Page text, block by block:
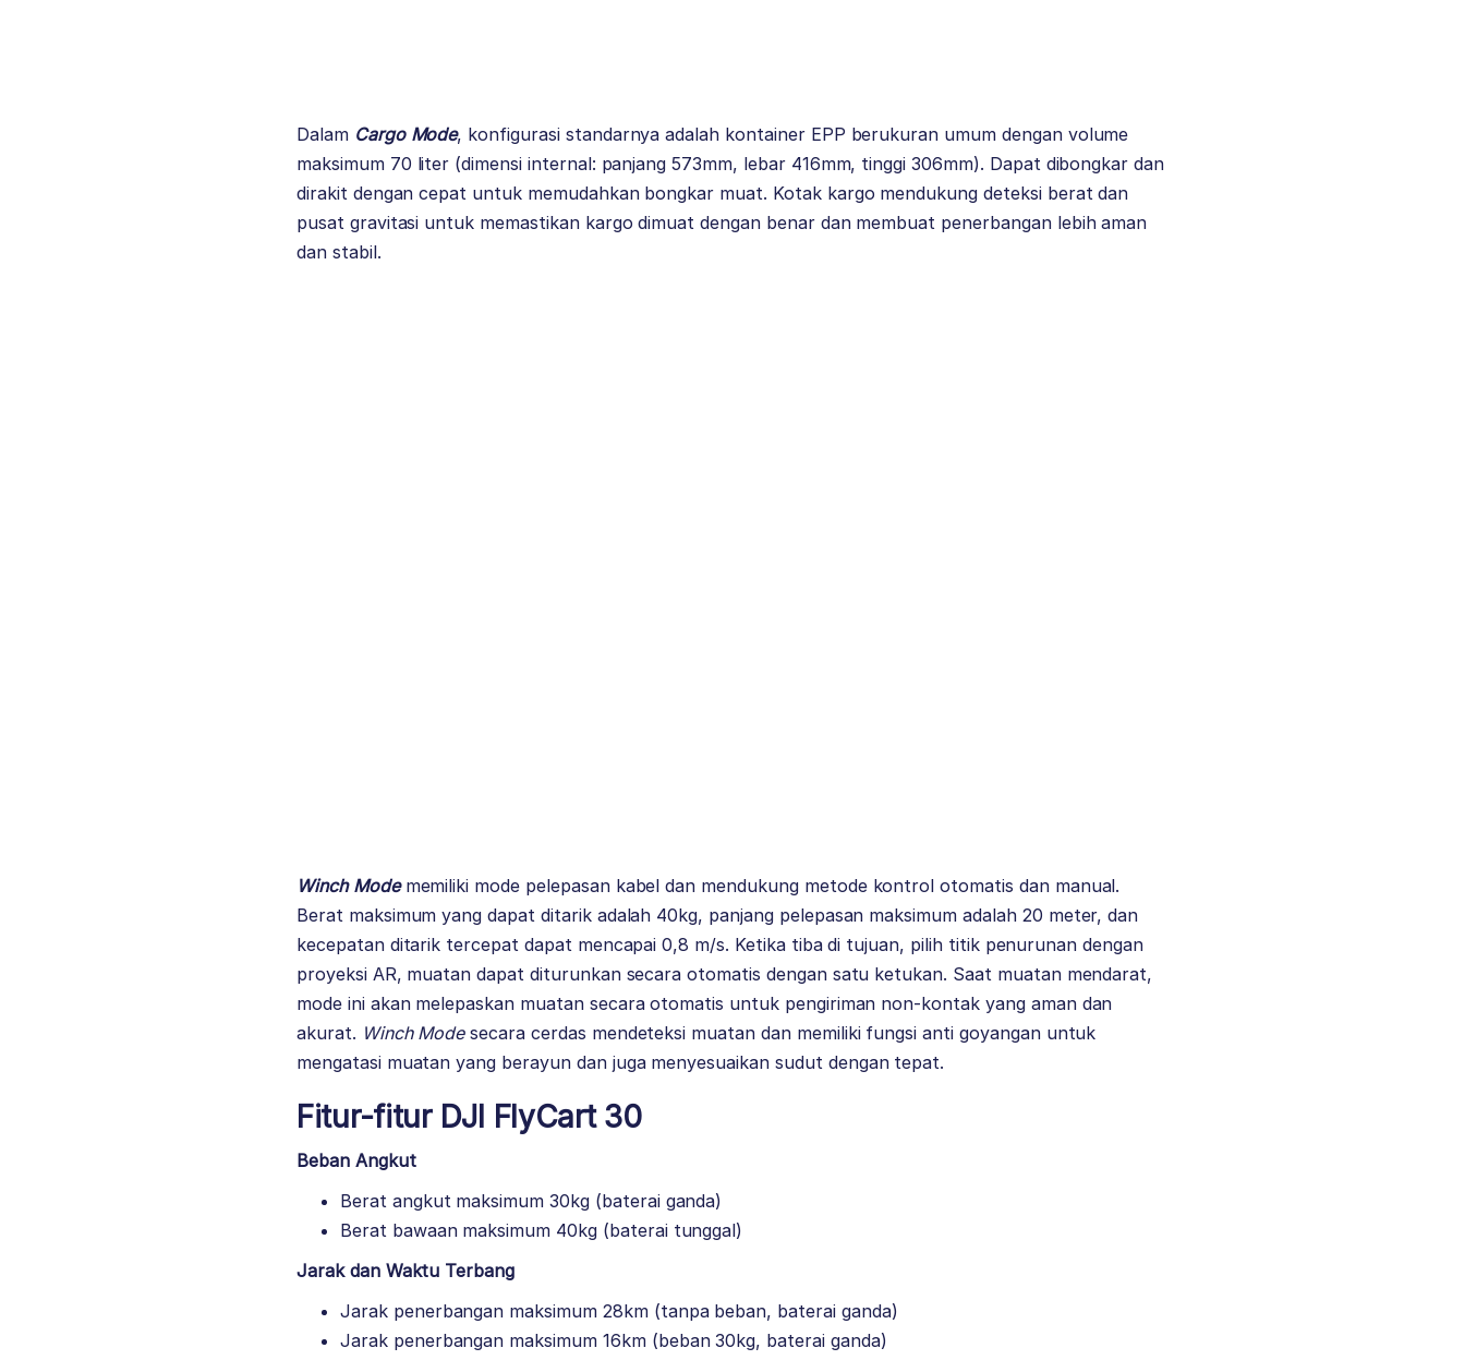
Dalam Cargo Mode, konfigurasi standarnya adalah kontainer EPP berukuran umum dengan volume
maksimum 70 liter (dimensi internal: panjang 573mm, lebar 416mm, tinggi 306mm). Dapat dibongkar dan
dirakit dengan cepat untuk memudahkan bongkar muat. Kotak kargo mendukung deteksi berat dan
pusat gravitasi untuk memastikan kargo dimuat dengan benar dan membuat penerbangan lebih aman
dan stabil.
Winch Mode memiliki mode pelepasan kabel dan mendukung metode kontrol otomatis dan manual.
Berat maksimum yang dapat ditarik adalah 40kg, panjang pelepasan maksimum adalah 20 meter, dan
kecepatan ditarik tercepat dapat mencapai 0,8 m/s. Ketika tiba di tujuan, pilih titik penurunan dengan
proyeksi AR, muatan dapat diturunkan secara otomatis dengan satu ketukan. Saat muatan mendarat,
mode ini akan melepaskan muatan secara otomatis untuk pengiriman non-kontak yang aman dan
akurat. Winch Modesecara cerdas mendeteksi muatan dan memiliki fungsi anti goyangan untuk
mengatasi muatan yang berayun dan juga menyesuaikan sudut dengan tepat.
Fitur-fitur DJI FlyCart 30
Beban Angkut
Berat angkut maksimum 30kg (baterai ganda)
Berat bawaan maksimum 40kg (baterai tunggal)
Jarak dan Waktu Terbang
Jarak penerbangan maksimum 28km (tanpa beban, baterai ganda)
Jarak penerbangan maksimum 16km (beban 30kg, baterai ganda)